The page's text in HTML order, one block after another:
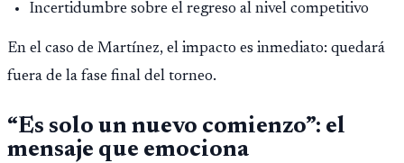
Incertidumbre sobre el regreso al nivel competitivo
En el caso de Martínez, el impacto es inmediato: quedará
fuera de la fase final del torneo.
“Es solo un nuevo comienzo”: el
mensaje que emociona